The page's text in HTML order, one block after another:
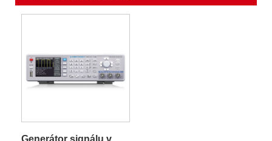
Generátor signálu v